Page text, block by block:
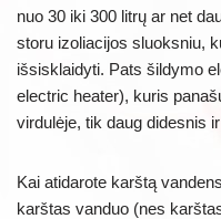
nuo 30 iki 300 litrų ar net
storu izoliacijos sluoksniu,
išsisklaidyti. Pats šildymo
electric heater), kuris
virdulėje, tik daug didesnis
Kai atidarote karštą
karštas vanduo (nes